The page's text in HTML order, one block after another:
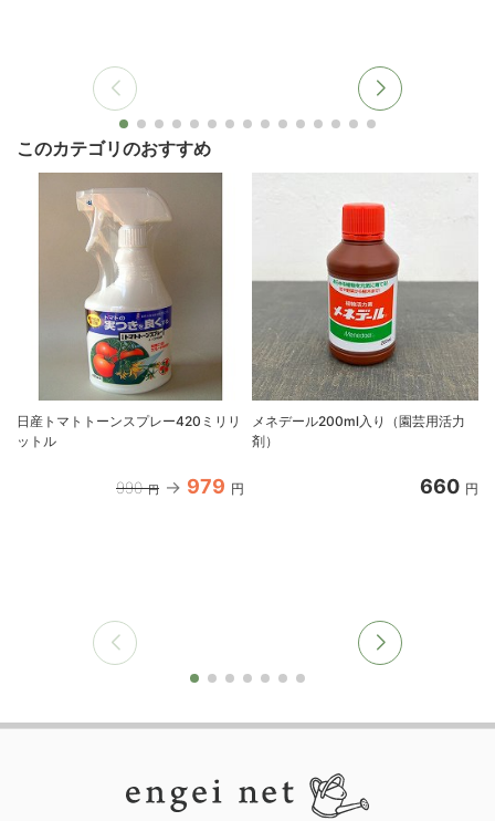
このカテゴリのおすすめ
日産トマトトーンスプレー420ミリリ
ットル
990 円 979 円
メネデール200ml入り（園芸用活力
剤）
660 円